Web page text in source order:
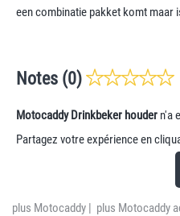
een combinatie pakket komt maar
Notes (0)
Motocaddy Drinkbeker houder n'a
Partagez votre expérience en
plus Motocaddy | plus Motocaddy